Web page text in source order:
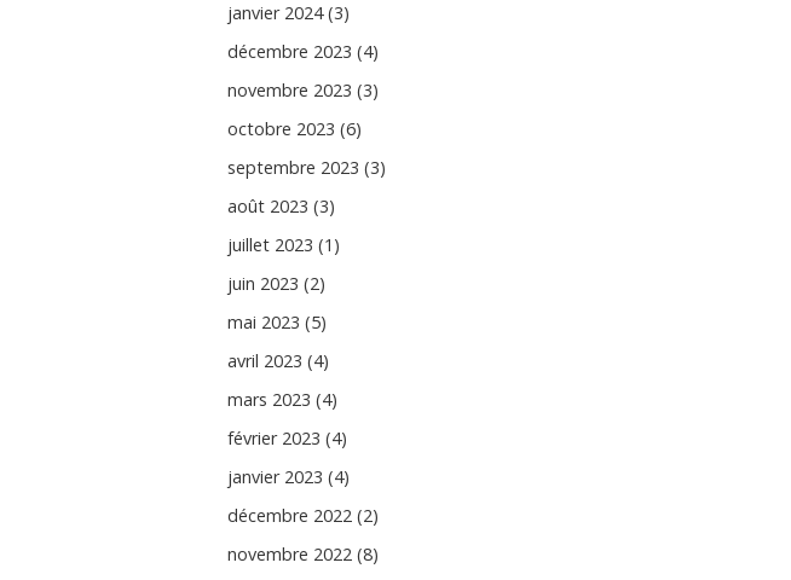
janvier 2024 (3)
décembre 2023 (4)
novembre 2023 (3)
octobre 2023 (6)
septembre 2023 (3)
août 2023 (3)
juillet 2023 (1)
juin 2023 (2)
mai 2023 (5)
avril 2023 (4)
mars 2023 (4)
février 2023 (4)
janvier 2023 (4)
décembre 2022 (2)
novembre 2022 (8)